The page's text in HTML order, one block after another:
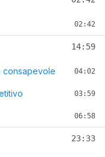
02:42
14:59
consapevole 04:02
03:59
06:58
23:33